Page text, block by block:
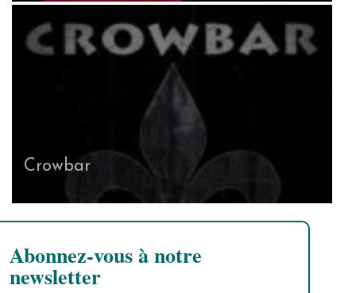
Crowbar
Abonnez-vous à notre
newsletter